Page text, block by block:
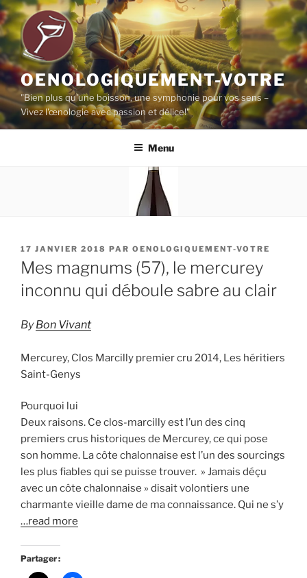
Aller
au
contenu
principal
OENOLOGIQUEMENT-VOTRE
"Bien plus qu'une boisson, une symphonie pour vos sens –
Vivez l'œnologie avec passion et délice!"
Menu
PUBLIÉ
LE
17 JANVIER 2018 PAR OENOLOGIQUEMENT-VOTRE
Mes magnums (57), le mercurey
inconnu qui déboule sabre au clair
ByBon Vivant
Mercurey, Clos Marcilly premier cru 2014, Les héritiers
Saint-Genys
Pourquoi lui
Deux raisons. Ce clos-marcilly est l’un des cinq
premiers crus historiques de Mercurey, ce qui pose
son homme. La côte chalonnaise est l’un des sourcings
les plus fiables qui se puisse trouver. » Jamais déçu
avec un côte chalonnaise » disait volontiers une
charmante vieille dame de ma connaissance. Qui ne s’y
…read more
Partager :